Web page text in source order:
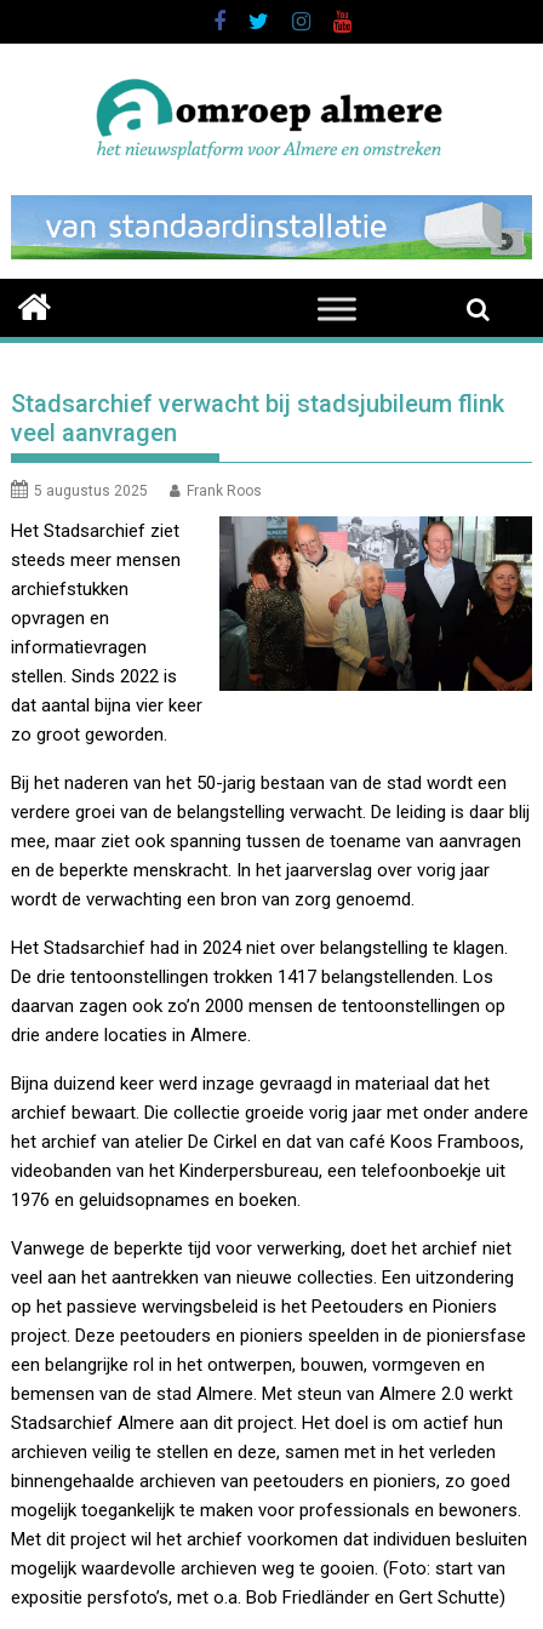
to
Stadsarchief verwacht bij stadsjubileum flink
veel aanvragen
5 augustus 2025 Frank Roos
Het Stadsarchief ziet
steeds meer mensen
archiefstukken
opvragen en
informatievragen
stellen. Sinds 2022 is
dat aantal bijna vier keer
zo groot geworden.
Bij het naderen van het 50-jarig bestaan van de stad wordt een
verdere groei van de belangstelling verwacht. De leiding is daar blij
mee, maar ziet ook spanning tussen de toename van aanvragen
en de beperkte menskracht. In het jaarverslag over vorig jaar
wordt de verwachting een bron van zorg genoemd.
Het Stadsarchief had in 2024 niet over belangstelling te klagen.
De drie tentoonstellingen trokken 1417 belangstellenden. Los
daarvan zagen ook zo’n 2000 mensen de tentoonstellingen op
drie andere locaties in Almere.
Bijna duizend keer werd inzage gevraagd in materiaal dat het
archief bewaart. Die collectie groeide vorig jaar met onder andere
het archief van atelier De Cirkel en dat van café Koos Framboos,
videobanden van het Kinderpersbureau, een telefoonboekje uit
1976 en geluidsopnames en boeken.
Vanwege de beperkte tijd voor verwerking, doet het archief niet
veel aan het aantrekken van nieuwe collecties. Een uitzondering
op het passieve wervingsbeleid is het Peetouders en Pioniers
project. Deze peetouders en pioniers speelden in de pioniersfase
een belangrijke rol in het ontwerpen, bouwen, vormgeven en
bemensen van de stad Almere. Met steun van Almere 2.0 werkt
Stadsarchief Almere aan dit project. Het doel is om actief hun
archieven veilig te stellen en deze, samen met in het verleden
binnengehaalde archieven van peetouders en pioniers, zo goed
mogelijk toegankelijk te maken voor professionals en bewoners.
Met dit project wil het archief voorkomen dat individuen besluiten
mogelijk waardevolle archieven weg te gooien. (Foto: start van
expositie persfoto’s, met o.a. Bob Friedländer en Gert Schutte)